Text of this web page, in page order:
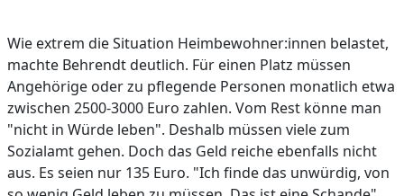
Wie extrem die Situation Heimbewohner:innen belastet,
machte Behrendt deutlich. Für einen Platz müssen
Angehörige oder zu pflegende Personen monatlich etwa
zwischen 2500-3000 Euro zahlen. Vom Rest könne man
"nicht in Würde leben". Deshalb müssen viele zum
Sozialamt gehen. Doch das Geld reiche ebenfalls nicht
aus. Es seien nur 135 Euro. "Ich finde das unwürdig, von